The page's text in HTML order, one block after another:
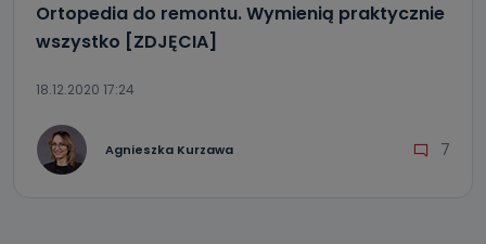
Ortopedia do remontu. Wymienią praktycznie
wszystko [ZDJĘCIA]
18.12.2020 17:24
Agnieszka Kurzawa 7